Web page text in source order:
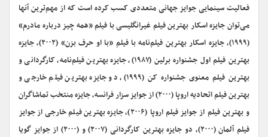
فعالیت سینمایی جوایز جهانی متعددی کسب کرده است که از مهم‌ترین آنها
می‌توان جایزه اسکار بهترین فیلم غیرانگلیسی با فیلم «همه چیز درباره مادرم»
(۱۹۹۹)، جایزه اسکار بهترین فیلم‌نامه با فیلم «با او حرف بزن» (۲۰۰۲)، جایزه
بهترین فیلم اول جشنواره برلین (۱۹۸۷)، جایزه بهترین فیلم‌نامه، کارگردانی و
بهترین فیلم معنوی جشنواره کن (۱۹۹۹)، دو جایزه بهترین فیلم خارجی و
بهترین فیلم اتحادیه اروپا (۲۰۰۰) از جوایز سزار فرانسه، جایزه منتخب تماشاگران
و بهترین فیلم از جوایز فیلم اروپا (۲۰۰۶)، جایزه بهترین فیلم خارجی از جوایز
فیلم آلمان (۲۰۰۰)، دو جایزه بهترین کارگردانی (۲۰۰۷) و (۲۰۰۰) از جوایز گویا